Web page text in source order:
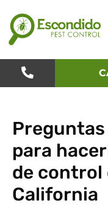
to
content
para
de control
California